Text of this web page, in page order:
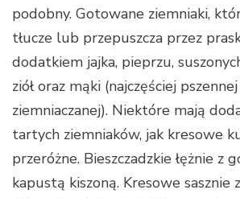
podobny. Gotowane ziemniaki,
tłucze lub przepuszcza przez
dodatkiem jajka, pieprzu,
ziół oraz mąki (najczęściej
ziemniaczanej). Niektóre mają
tartych ziemniaków, jak kresowe
przeróżne. Bieszczadzkie łężnie z
kapustą kiszoną. Kresowe sasznie